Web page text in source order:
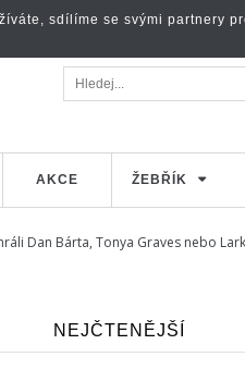
AKCE ŽEBŘÍK
Dan Bárta, Tonya Graves nebo
NEJČTENĚJŠÍ
sdílíme se svými partnery